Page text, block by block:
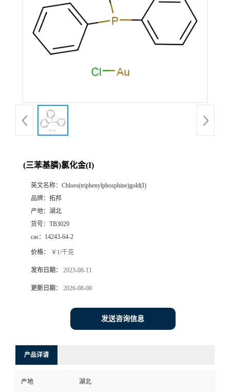
(三苯基膦)氯化金(I)
英文名称： Chloro(triphenylphosphine)gold(I)
品牌： 拓邦
产地： 湖北
货号： TB3029
cas： 14243-64-2
价格： ￥1/千克
发布日期： 2023-08-11
更新日期： 2026-08-08
发送咨询信息
产品详请
产地 湖北